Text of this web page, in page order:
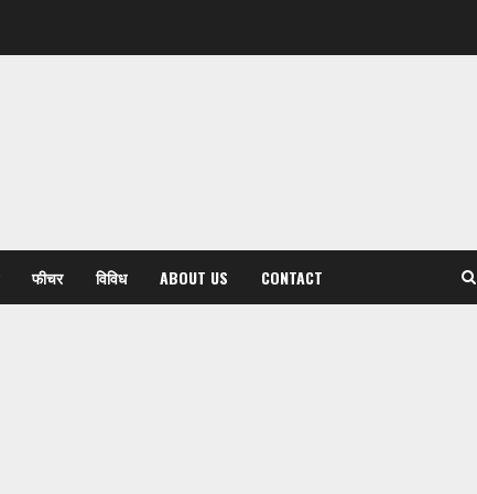
फीचर विविध ABOUT US CONTACT